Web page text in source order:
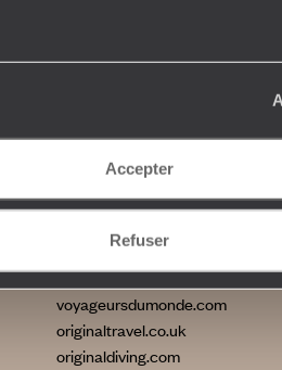
Accepter
Refuser
Brésil
International
voyageursdumonde.fr
voyageursdumonde.ch/de
voyageursdumonde.ca
voyageursdumonde.com
originaltravel.co.uk
originaldiving.com